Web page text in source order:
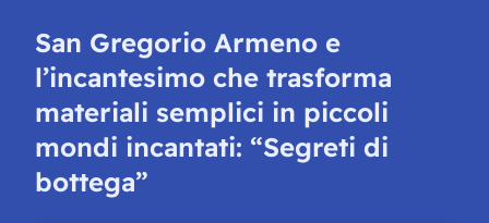
San Gregorio Armeno e
l’incantesimo che trasforma
materiali semplici in piccoli
mondi incantati: “Segreti di
bottega”